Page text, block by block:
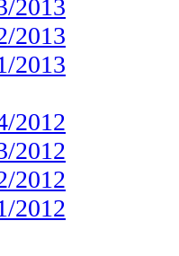
2013
2013
2013
2012
2012
2012
2012